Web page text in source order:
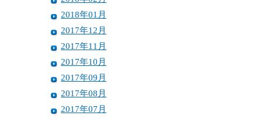
2018年01月
2017年12月
2017年11月
2017年10月
2017年09月
2017年08月
2017年07月